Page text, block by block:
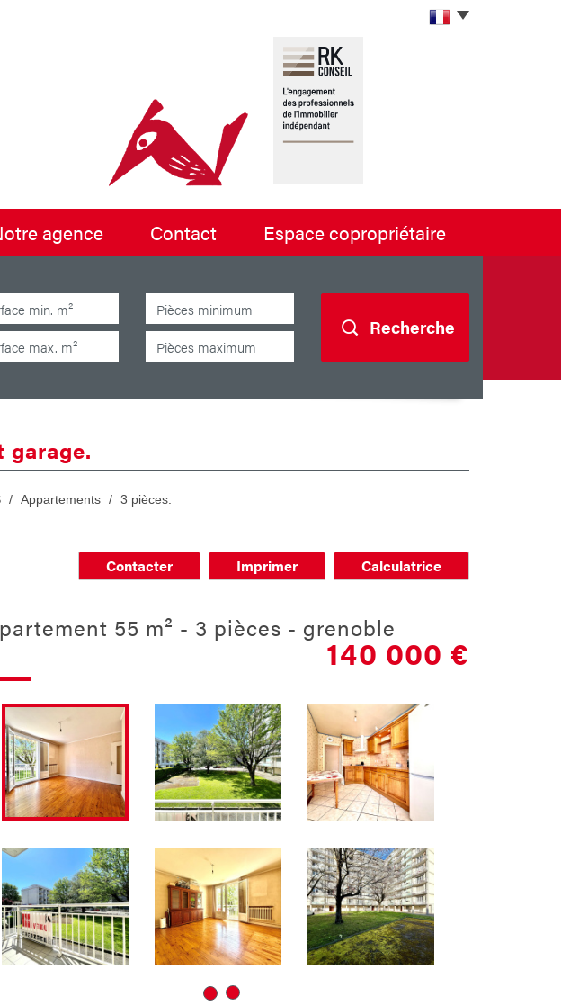
notre agence contact espace copropriétaire
Recherche
garage.
Appartements
3 pièces.
Contacter Imprimer Calculatrice
55 m² - 3 pièces - grenoble
140 000 €